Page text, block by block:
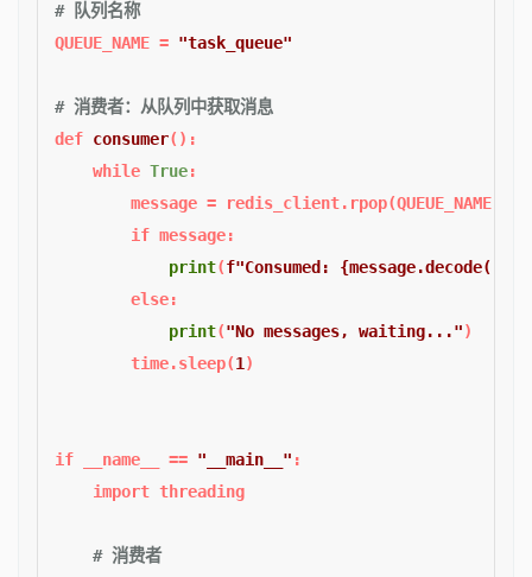
# 队列名称
QUEUE_NAME = "task_queue"
# 消费者：从队列中获取消息
def consumer():
while True:
        message = redis_client.rpop(QUEUE_NAME)
if message:
print(f"Consumed: {message.decode(
else:
print("No messages, waiting...")
        time.sleep(
1 )
if __name__ == "__main__" :
import threading
# 消费者